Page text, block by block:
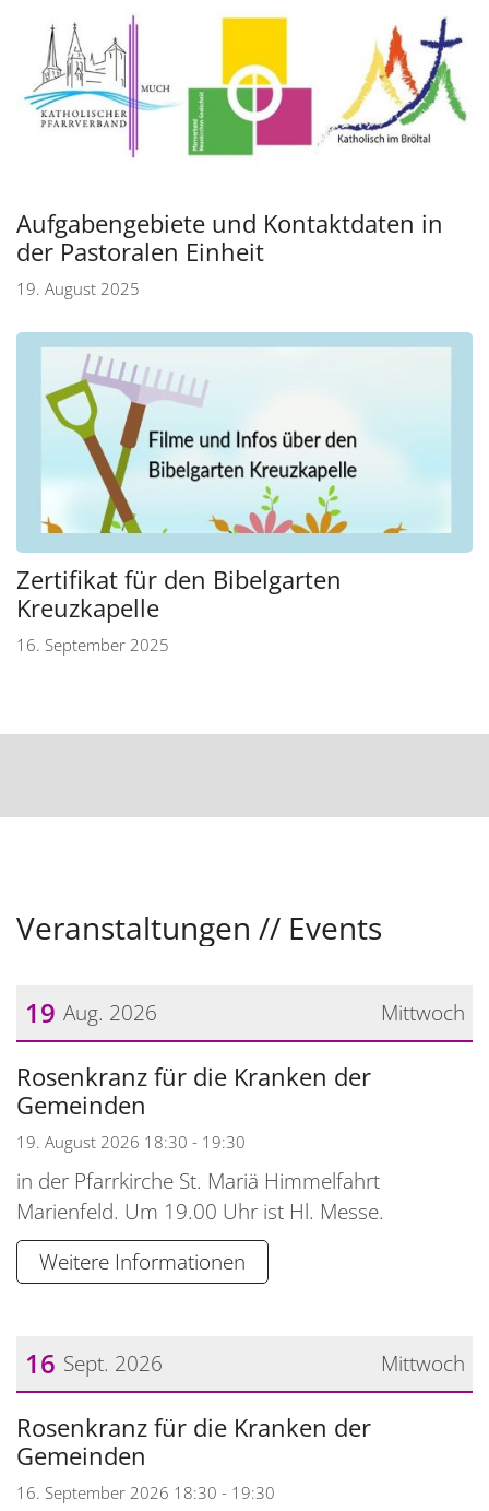
Aufgabengebiete und Kontaktdaten in
der Pastoralen Einheit
19. August 2025
Zertifikat für den Bibelgarten
Kreuzkapelle
16. September 2025
Veranstaltungen // Events
Mittwoch
19 Aug. 2026
Datum: 19. August 2026
Rosenkranz für die Kranken der
Gemeinden
19. August 2026 18:30 - 19:30
in der Pfarrkirche St. Mariä Himmelfahrt
Marienfeld. Um 19.00 Uhr ist Hl. Messe.
Weitere Informationen
Mittwoch
16 Sept. 2026
Datum: 16. September 2026
Rosenkranz für die Kranken der
Gemeinden
16. September 2026 18:30 - 19:30